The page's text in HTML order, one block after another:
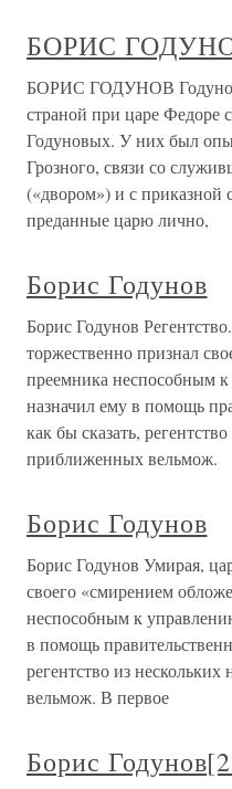
БОРИС
БОРИС ГОДУНОВ
страной при царе Федоре
Годуновых. У них был
Грозного, связи со
(«двором») и с
преданные царю лично,
Борис Годунов
Борис Годунов
торжественно признал
преемника неспособным
назначил ему в помощь
как бы сказать,
приближенных вельмож.
Борис Годунов
Борис Годунов Умирая,
своего «смирением
неспособным к
в помощь
регентство из
вельмож. В первое
Борис